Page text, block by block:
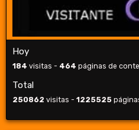
Hoy
184 visitas - 464 páginas de
Total
250862 visitas - 1225525